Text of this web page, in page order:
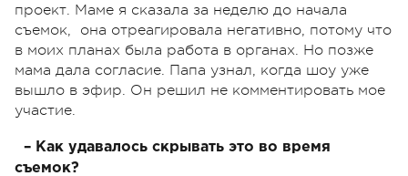
проект. Маме я сказала за неделю до начала
съемок, она отреагировала негативно, потому что
в моих планах была работа в органах. Но позже
мама дала согласие. Папа узнал, когда шоу уже
вышло в эфир. Он решил не комментировать мое
участие.
– Как удавалось скрывать это во время
съемок?